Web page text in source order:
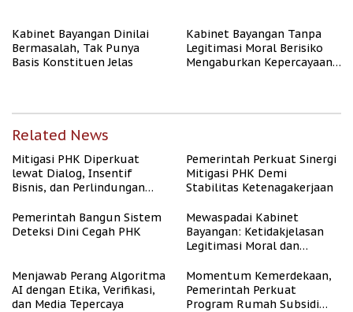
Kabinet Bayangan Dinilai
Bermasalah, Tak Punya
Basis Konstituen Jelas
Kabinet Bayangan Tanpa
Legitimasi Moral Berisiko
Mengaburkan Kepercayaan
Related News
Mitigasi PHK Diperkuat
lewat Dialog, Insentif
Bisnis, dan Perlindungan
Pemerintah Perkuat Sinergi
Mitigasi PHK Demi
Stabilitas Ketenagakerjaan
Pemerintah Bangun Sistem
Deteksi Dini Cegah PHK
Mewaspadai Kabinet
Bayangan: Ketidakjelasan
Legitimasi Moral dan
Menjawab Perang Algoritma
AI dengan Etika, Verifikasi,
dan Media Tepercaya
Momentum Kemerdekaan,
Pemerintah Perkuat
Program Rumah Subsidi